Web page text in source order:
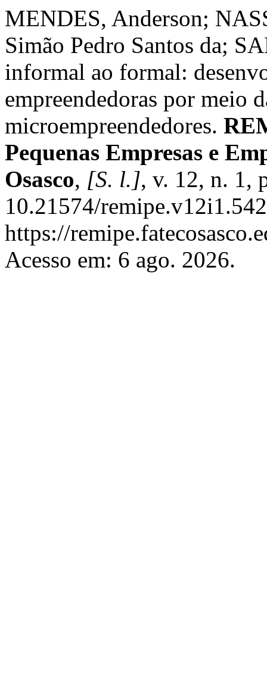
MENDES, Anderson;
Simão Pedro Santos da;
informal ao formal:
empreendedoras por meio
microempreendedores.
Pequenas Empresas e
Osasco, [S. l.], v. 12, n. 1,
10.21574/
https://
Acesso em: 6 ago. 2026.